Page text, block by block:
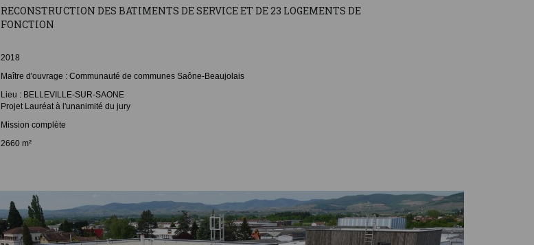
RECONSTRUCTION DES BATIMENTS DE SERVICE ET DE 23 LOGEMENTS DE
FONCTION
2018
Maître d'ouvrage : Communauté de communes Saône-Beaujolais
Lieu : BELLEVILLE-SUR-SAONE
Projet Lauréat à l'unanimité du jury
Mission complète
2660 m²